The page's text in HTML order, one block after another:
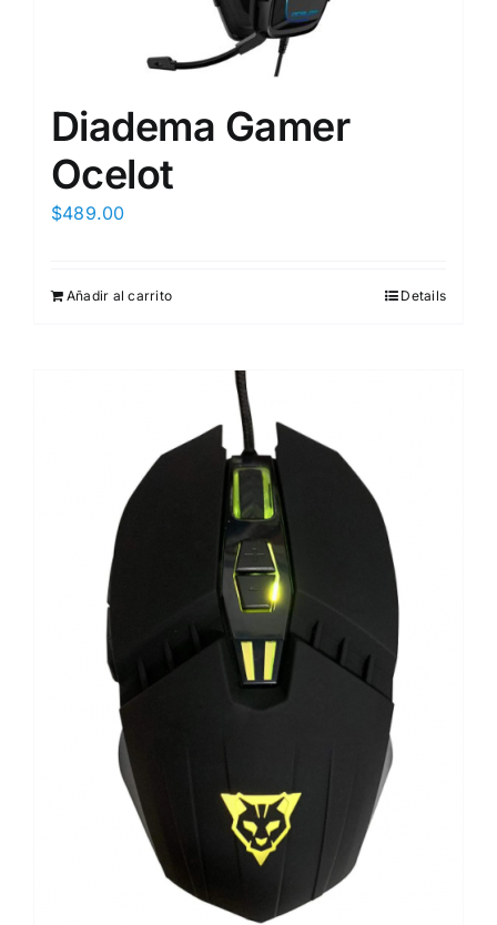
Diadema Gamer
Ocelot
$489.00
Añadir al carrito Details